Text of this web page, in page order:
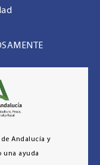
de Andalucía y
una ayuda